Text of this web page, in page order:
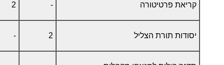
קריאת פרטיטורה -
2
יסודות תורת הצליל 2
-